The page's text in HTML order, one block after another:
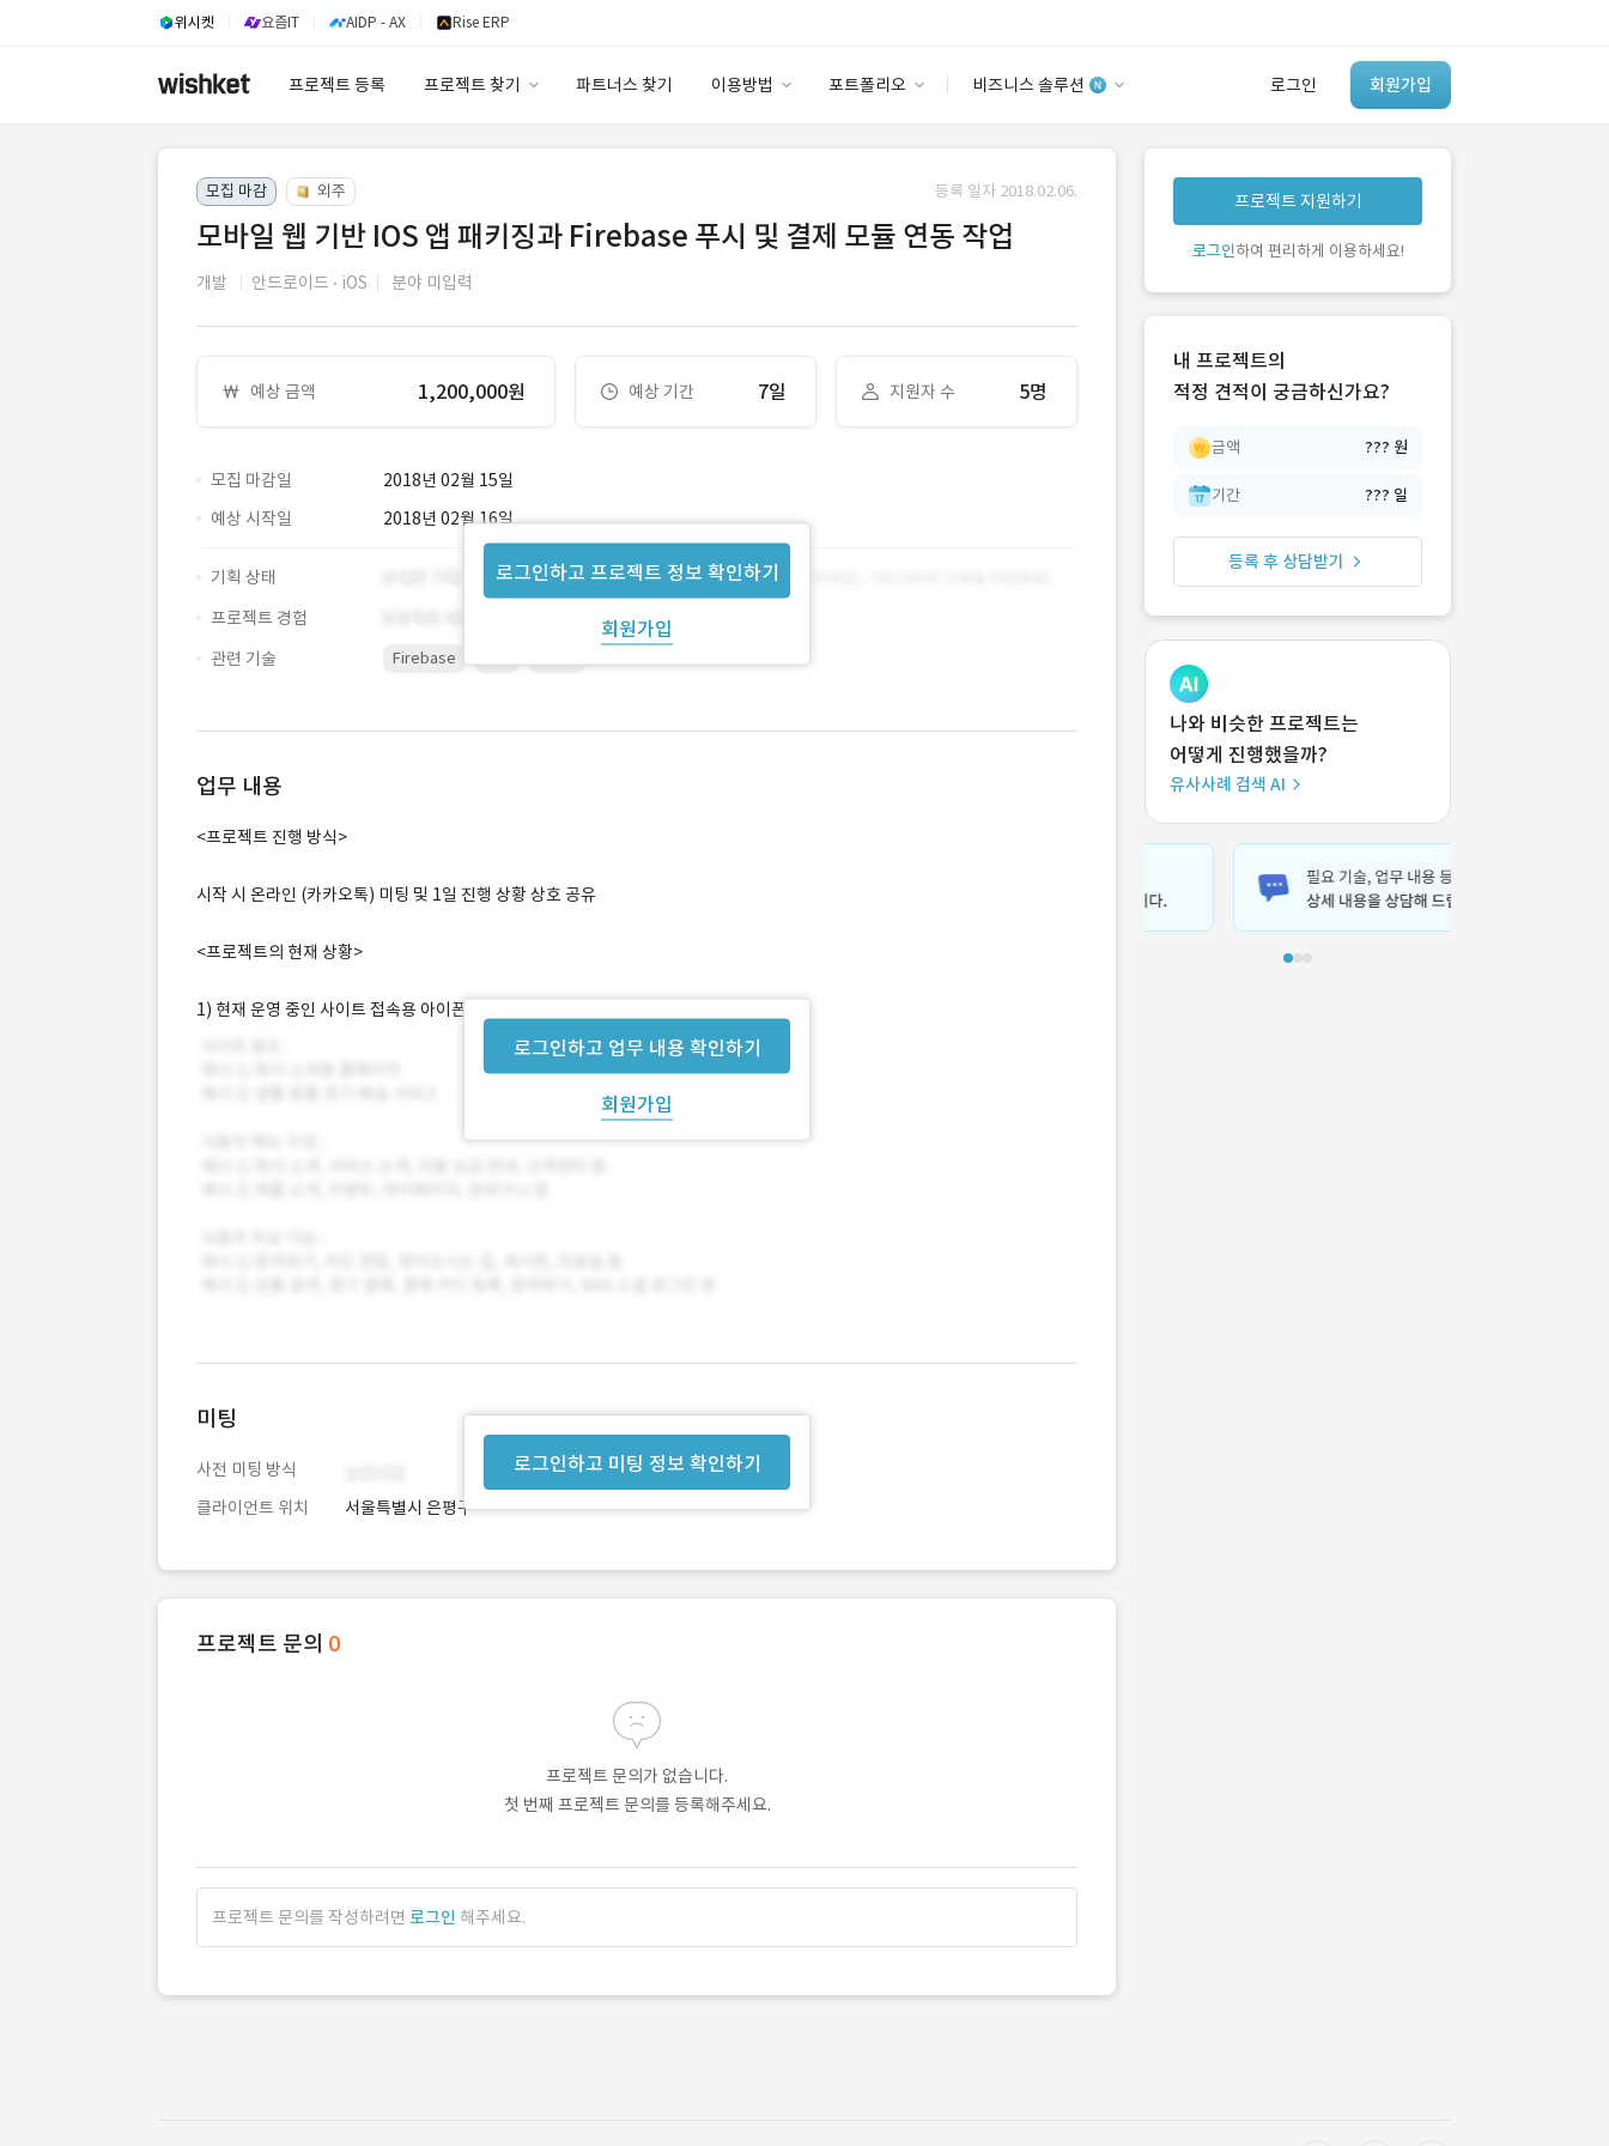
위시켓 요즘IT AIDP - AX Rise ERP
프로젝트 등록 프로젝트 찾기 파트너스 찾기 이용방법 포트폴리오 비즈니스 솔루션 로그인 회원가입
이용요금
고객센터
안심 코드 케어
솔루션 마켓
스토어
유사사례 검색 AI
‘이런 거’ 만들어본
개발 회사 있어?
모집 마감 외주 등록 일자 2018.02.06.
모바일 웹 기반 IOS 앱 패키징과 Firebase 푸시 및 결제 모듈 연동 작업
개발 안드로이드 iOS 분야 미입력
예상 금액 1,200,000원 예상 기간 7일 지원자 수 5명
모집 마감일 2018년 02월 15일
로그인하고 프로젝트 정보 확인하기
회원가입
예상 시작일 2018년 02월 16일
기획 상태
프로젝트 경험
관련 기술
Firebase
업무 내용
로그인하고 업무 내용 확인하기
회원가입
<프로젝트 진행 방식>
시작 시 온라인 (카카오톡) 미팅 및 1일 진행 상황 상호 공유
<프로젝트의 현재 상황>
1) 현재 운영 중인 사이트 접속용 아이폰 어플 개발 필요
로그인하고 미팅 정보 확인하기
미팅
사전 미팅 방식
클라이언트 위치
서울특별시 은평구
프로젝트 문의 0
프로젝트 문의가 없습니다.
첫 번째 프로젝트 문의를 등록해주세요.
프로젝트 문의를 작성하려면 로그인 해주세요.
프로젝트 지원하기
로그인하여 편리하게 이용하세요!
내 프로젝트의
적정 견적이 궁금하신가요?
금액 ??? 원
기간 ??? 일
등록 후 상담받기
나와 비슷한 프로젝트는
어떻게 진행했을까?
유사사례 검색 AI